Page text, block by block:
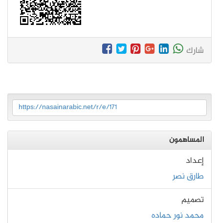
شارك
https://nasainarabic.net/r/e/171
المساهمون
إعداد
طارق نصر
تصميم
محمد نور حماده